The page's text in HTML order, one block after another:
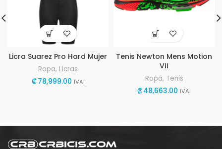
Licra Suarez Pro Hard Mujer
Ropa, Licras
₡78,999.00 IVAI
Tenis Newton Mens Motion
VII
Ropa, Tenis
₡48,663.00 IVAI